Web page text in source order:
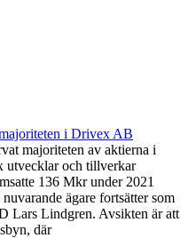
i Drivex AB
majoriteten av aktierna i
och tillverkar
136 Mkr under 2021
ägare fortsätter som
Lars Lindgren. Avsikten är att
där